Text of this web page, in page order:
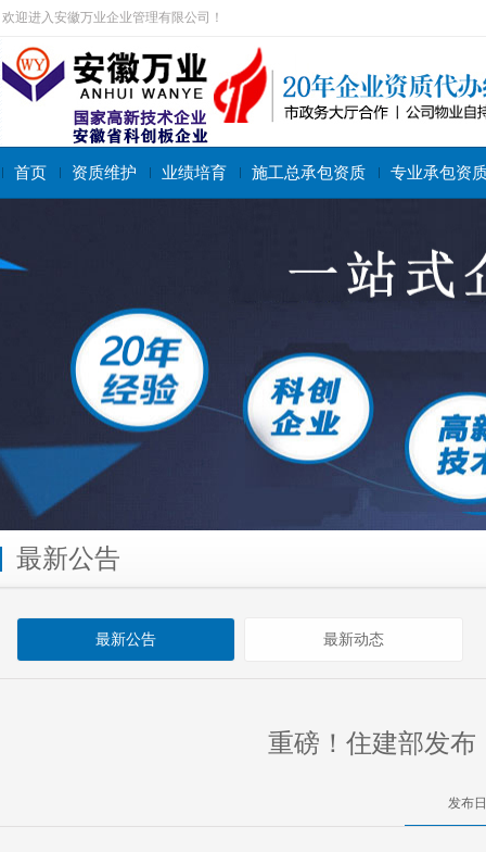
欢迎进入安徽万业企业管理有限公司！
首页 资质维护 业绩培育 施工总承包资质 专业承包资
搜索关键字： 施工总承包资质 专业承包资质 施工劳务资质
最新公告
最新公告 最新动态
重磅！住建部发
发布